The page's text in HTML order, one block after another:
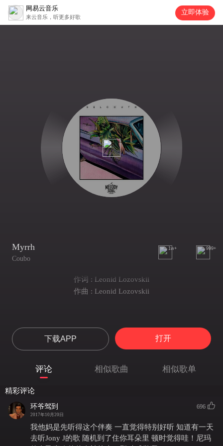
网易云音乐
来云音乐，听更多好歌
立即体验
Myrrh
Coubo
1w+ 999+
作词 : Leonid Lozovskii
作曲 : Leonid Lozovskii
下载APP 打开
评论 相似歌曲 相似歌单
精彩评论
环爷驾到
2017年10月20日
696
我他妈是先听得这个伴奏 一直觉得特别好听 知道有一天
去听Jony J的歌 随机到了住你耳朵里 顿时觉得哇！尼玛